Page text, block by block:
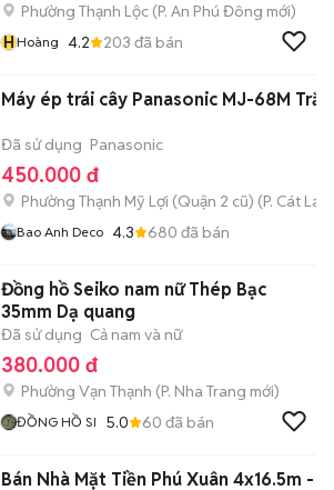
Phường Thạnh Lộc (P. An Phú Đông mới)
HHoàng 4.2 203 đã bán
Máy ép trái cây Panasonic MJ-68M
Đã sử dụng Panasonic
450.000 đ
Phường Thạnh Mỹ Lợi (Quận 2 cũ) (P. Cát Lái
Bao Anh Deco 4.3 680 đã bán
Đồng hồ Seiko nam nữ Thép Bạc
35mm Dạ quang
Đã sử dụng Cả nam và nữ
380.000 đ
Phường Vạn Thạnh (P. Nha Trang mới)
ĐỒNG HỒ SI 5.0 60 đã bán
Bán Nhà Mặt Tiền Phú Xuân 4x16.5m -